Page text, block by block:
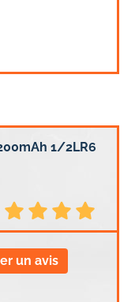
1/2LR6
un avis